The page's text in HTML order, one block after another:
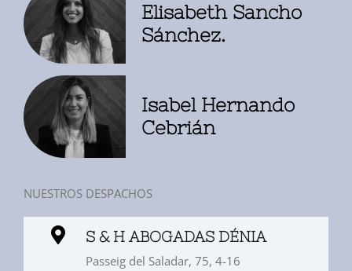
Elisabeth Sancho
Sánchez.
Isabel Hernando
Cebrián
NUESTROS DESPACHOS
S & H ABOGADAS DÉNIA
Passeig del Saladar, 75, 4-16